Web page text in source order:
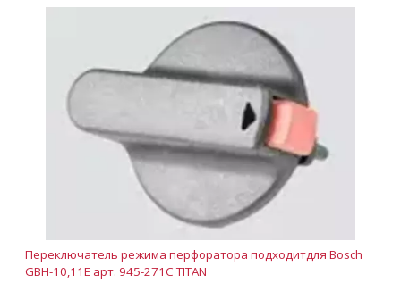
Переключатель режима перфоратора подходитдля Bosch
GBH-10,11E арт. 945-271C TITAN